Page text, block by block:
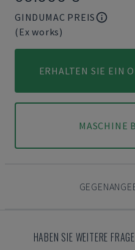
GINDUMAC PREIS
(Ex works)
ERHALTEN SIE EIN
MASCHINE
HABEN SIE WEITERE